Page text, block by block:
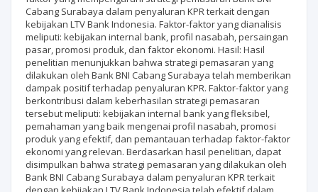
Cabang Surabaya dalam penyaluran KPR terkait dengan
kebijakan LTV Bank Indonesia. Faktor-faktor yang dianalisis
meliputi: kebijakan internal bank, profil nasabah, persaingan
pasar, promosi produk, dan faktor ekonomi. Hasil: Hasil
penelitian menunjukkan bahwa strategi pemasaran yang
dilakukan oleh Bank BNI Cabang Surabaya telah memberikan
dampak positif terhadap penyaluran KPR. Faktor-faktor yang
berkontribusi dalam keberhasilan strategi pemasaran
tersebut meliputi: kebijakan internal bank yang fleksibel,
pemahaman yang baik mengenai profil nasabah, promosi
produk yang efektif, dan pemantauan terhadap faktor-faktor
ekonomi yang relevan. Berdasarkan hasil penelitian, dapat
disimpulkan bahwa strategi pemasaran yang dilakukan oleh
Bank BNI Cabang Surabaya dalam penyaluran KPR terkait